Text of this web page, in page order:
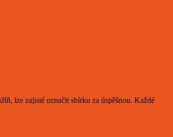
lze zajisté označit sbírku za úspěšnou. Každé